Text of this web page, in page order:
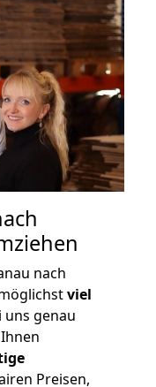
nach
viel
uns genau
Preisen,